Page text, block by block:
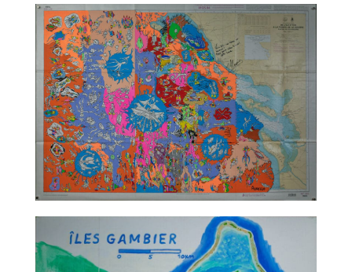
TALC02-12 – Katia Chaix
TALC02-13 – Christophe Ausello